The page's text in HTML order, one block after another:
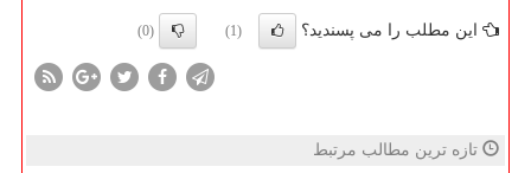
این مطلب را می پسندید؟ (1)
(0)
تازه ترین مطالب مرتبط